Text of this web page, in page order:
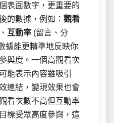
表面數字，更重要的
的數據，例如： 觀看
、 互動率 (留言、分
據能更精準地反映你
與度。一個高觀看次
能表示內容雖吸引
連結，變現效果也會
看次數不高但互動率
標受眾高度參與，這